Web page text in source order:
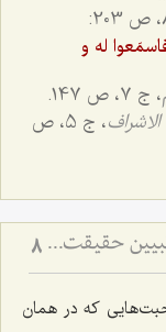
له و
، ج ۷، ص ۱4۷.
، ج 5، ص
ماهیت و وجود در فلسفه اسلامی - تبیین حقیقت ماهیت و نسبت آن با وجود و آثار خارجی 8
که در همان